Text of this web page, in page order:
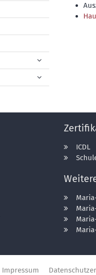
ICDL
Impressum